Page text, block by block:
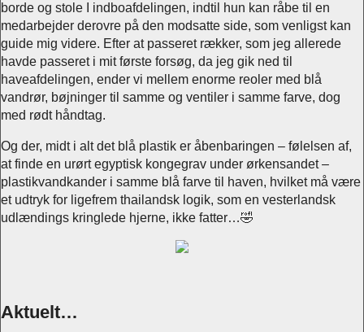
borde og stole I indboafdelingen, indtil hun kan råbe til en
medarbejder derovre på den modsatte side, som venligst kan
guide mig videre. Efter at passeret rækker, som jeg allerede
havde passeret i mit første forsøg, da jeg gik ned til
haveafdelingen, ender vi mellem enorme reoler med blå
vandrør, bøjninger til samme og ventiler i samme farve, dog
med rødt håndtag.
Og der, midt i alt det blå plastik er åbenbaringen – følelsen af,
at finde en urørt egyptisk kongegrav under ørkensandet –
plastikvandkander i samme blå farve til haven, hvilket må være
et udtryk for ligefrem thailandsk logik, som en vesterlandsk
udlændings kringlede hjerne, ikke fatter…🤣
Aktuelt…